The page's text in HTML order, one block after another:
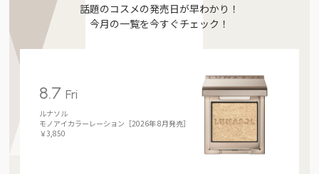
話題のコスメの発売日が早わかり！
今月の一覧を今すぐチェック！
8.7Fri
ルナソル
モノアイカラーレーション［2026年 8月発売］
￥3,850